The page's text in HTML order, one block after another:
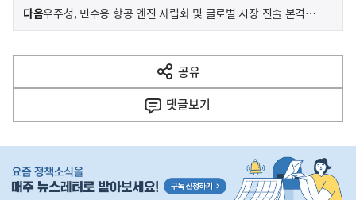
이
전
다
음
다음기
우주청, 민수용 항공 엔진 자립화 및 글로벌 시장 진출 본격화 논의
공유
열
기
댓글보기
단